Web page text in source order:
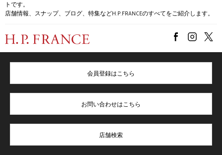
トです。
店舗情報、スナップ、ブログ、特集などH.P.FRANCEのすべてをご紹介します。
会員登録はこちら
お問い合わせはこちら
店舗検索